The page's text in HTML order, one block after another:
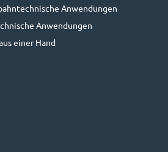
Anwendungen
Anwendungen
einer Hand